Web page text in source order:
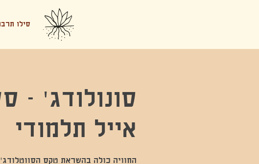
סילו
סונולודג' -
אייל תלמודי